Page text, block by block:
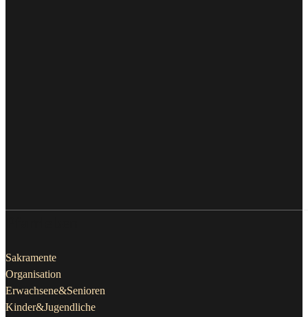
Sakramente
Organisation
Erwachsene&Senioren
Kinder&Jugendliche